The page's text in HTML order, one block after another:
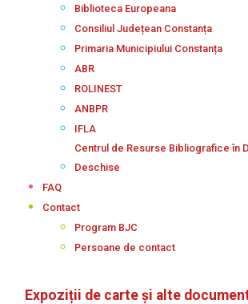
Biblioteca Europeana
Consiliul Județean Constanța
Primaria Municipiului Constanța
ABR
ROLINEST
ANBPR
IFLA
Centrul de Resurse Bibliografice în
Deschise
FAQ
Contact
Program BJC
Persoane de contact
Expoziții de carte și alte